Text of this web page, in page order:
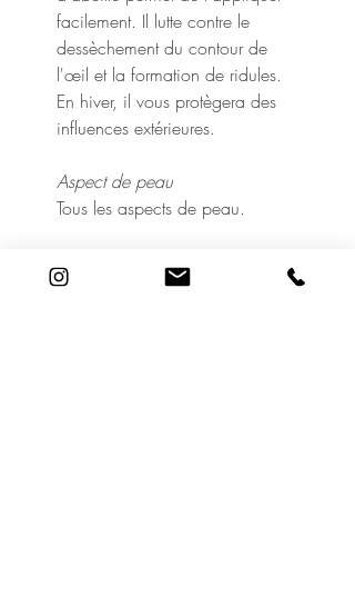
facilement. Il lutte contre le
dessèchement du contour de
l'œil et la formation de ridules.
En hiver, il vous protègera des
influences extérieures.
Aspect de peau
Tous les aspects de peau.
Utilisation
Le matin, après avoir nettoyé et